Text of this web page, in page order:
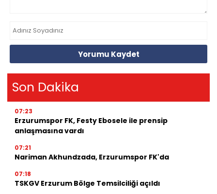
Yorumu Kaydet
Son Dakika
07:23
Erzurumspor FK, Festy Ebosele ile prensip
anlaşmasına vardı
07:21
Nariman Akhundzada, Erzurumspor FK'da
07:18
TSKGV Erzurum Bölge Temsilciliği açıldı